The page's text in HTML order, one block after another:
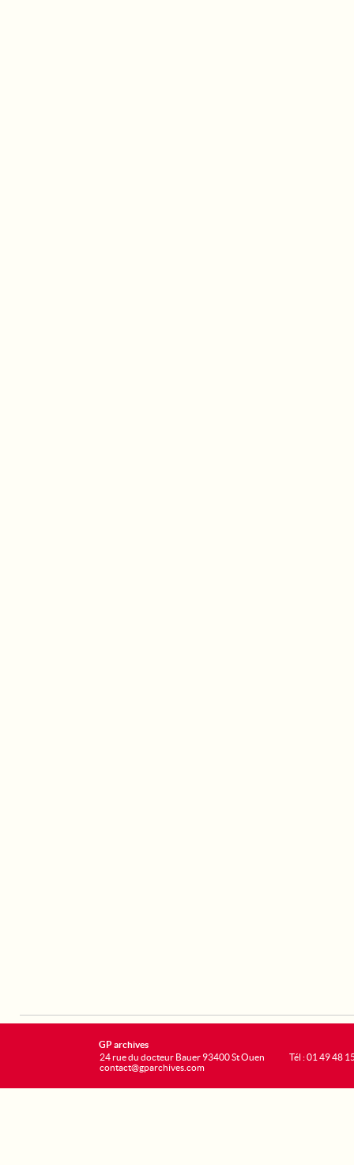
GP archives
24 rue du docteur Bauer 93400 St Ouen
contact@gparchives.com
Tél : 01 49 48